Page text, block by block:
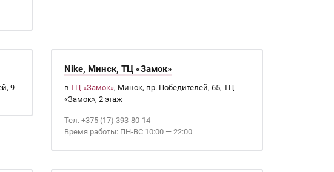
9
Nike, Минск, ТЦ «Замок»
в ТЦ «Замок», Минск, пр. Победителей, 65, ТЦ
«Замок», 2 этаж
Тел. +375 (17) 393-80-14
Время работы: ПН-ВС 10:00 — 22:00